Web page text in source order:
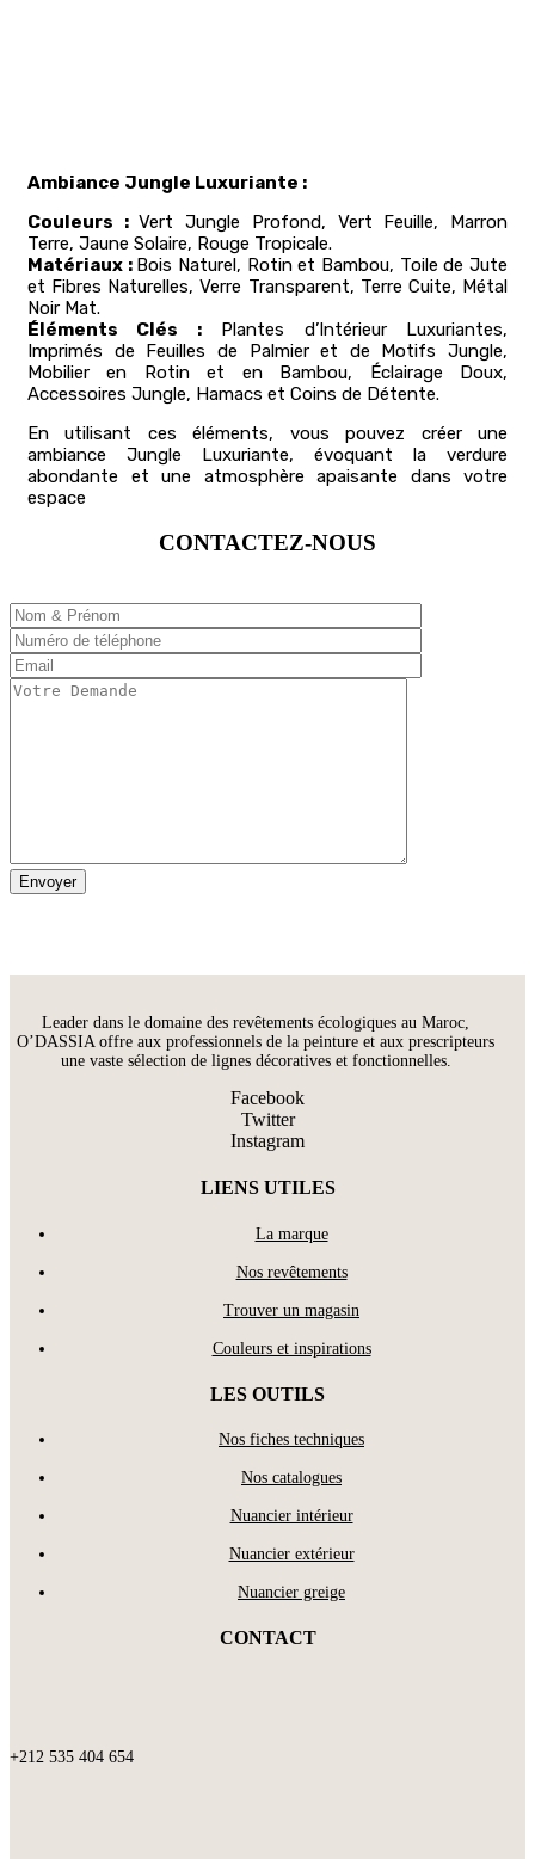
Ambiance Jungle Luxuriante :
Couleurs :Vert Jungle Profond, Vert Feuille, Marron
Terre, Jaune Solaire, Rouge Tropicale.
Matériaux : Bois Naturel, Rotin et Bambou, Toile de Jute
et Fibres Naturelles, Verre Transparent, Terre Cuite, Métal
Noir Mat.
Éléments Clés :Plantes d’Intérieur Luxuriantes,
Imprimés de Feuilles de Palmier et de Motifs Jungle,
Mobilier en Rotin et en Bambou, Éclairage Doux,
Accessoires Jungle, Hamacs et Coins de Détente.
En utilisant ces éléments, vous pouvez créer une
ambiance Jungle Luxuriante, évoquant la verdure
abondante et une atmosphère apaisante dans votre
espace
CONTACTEZ-NOUS
Leader dans le domaine des revêtements écologiques au Maroc,
O’DASSIA offre aux professionnels de la peinture et aux prescripteurs
une vaste sélection de lignes décoratives et fonctionnelles.
Facebook
Twitter
Instagram
LIENS UTILES
La marque
Nos revêtements
Trouver un magasin
Couleurs et inspirations
LES OUTILS
Nos fiches techniques
Nos catalogues
Nuancier intérieur
Nuancier extérieur
Nuancier greige
CONTACT
+212 535 404 654